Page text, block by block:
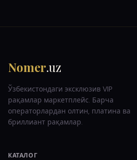
Nomer.uz
Ўзбекистондаги эксклюзив VIP
рақамлар маркетплейс. Барча
операторлардан олтин, платина ва
бриллиант рақамлар.
КАТАЛОГ